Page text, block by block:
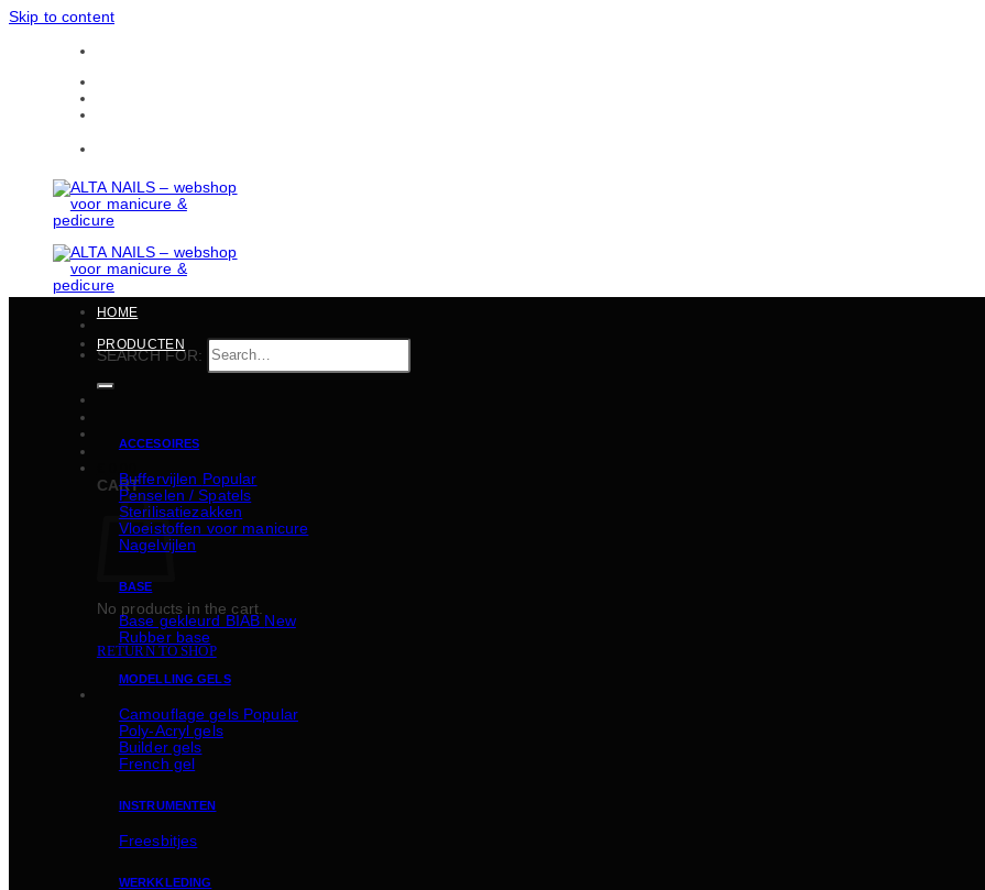
Skip to content
SEARCH FOR:
CART
No products in the cart.
RETURN TO SHOP
HOME
PRODUCTEN
ACCESOIRES
Buffervijlen
Penselen / Spatels
Sterilisatiezakken
Vloeistoffen voor manicure
Nagelvijlen
BASE
Basе gekleurd BIAB
Rubber basе
MODELLING GELS
Camouflage gels
Poly-Acryl gels
Builder gels
French gel
INSTRUMENTEN
Freesbitjes
WERKKLEDING